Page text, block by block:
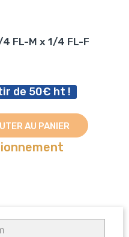
FL-M x 1/4 FL-F
de 50€ ht !
AU PANIER